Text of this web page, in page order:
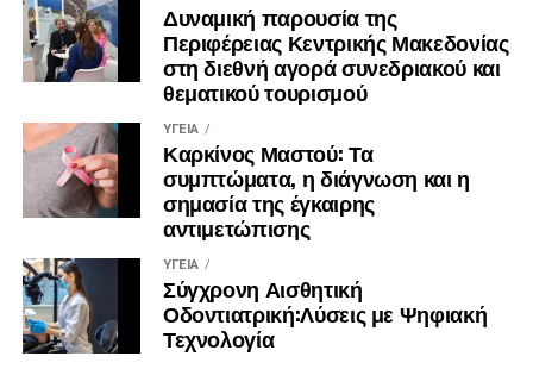
Τσέχοι επισκέπτες έχουν τη δυνατότητα να γνωρίσουν
μοναδικές παραλίες, σημαντικά
ιστορικά μνημεία, περιοχές υψηλού φυσικού κάλλους και
την αυθεντική μακεδονική
γαστρονομία.
Δυναμική παρουσία της
Περιφέρειας Κεντρικής Μακεδονίας
στη διεθνή αγορά συνεδριακού και
θεματικού τουρισμού
ΥΓΕΊΑ
Καρκίνος Μαστού: Τα
συμπτώματα, η διάγνωση και η
σημασία της έγκαιρης
αντιμετώπισης
ΥΓΕΊΑ
Σύγχρονη Αισθητική
Οδοντιατρική:Λύσεις με Ψηφιακή
Τεχνολογία